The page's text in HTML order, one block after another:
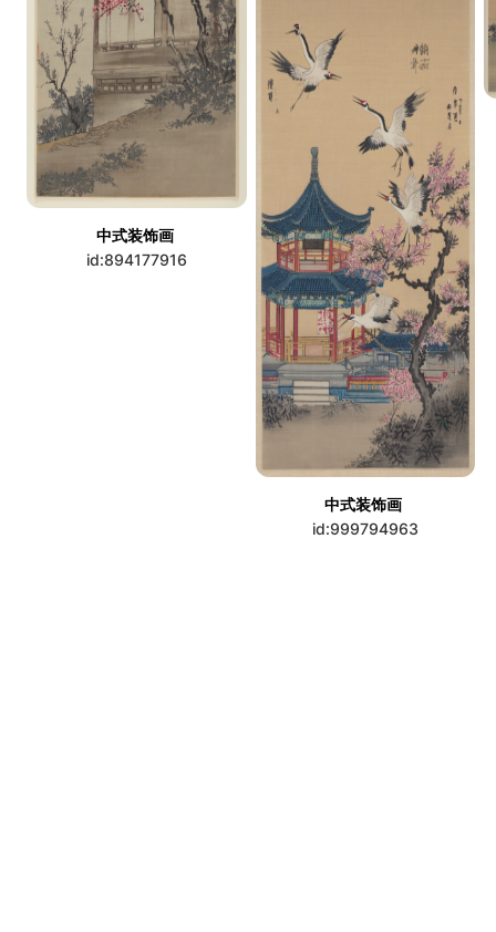
中式装饰画
id:894177916
中式装饰画
id:999794963